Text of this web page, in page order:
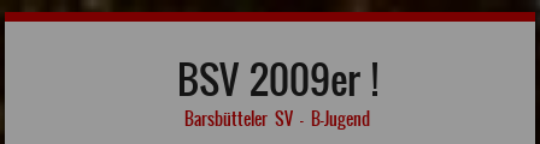
BSV 2009er !
Barsbütteler SV – B-Jugend